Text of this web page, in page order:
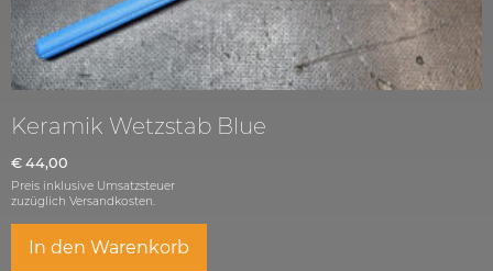
Keramik Wetzstab Blue
€ 44,00
Preis inklusive Umsatzsteuer
zuzüglich Versandkosten.
In den Warenkorb